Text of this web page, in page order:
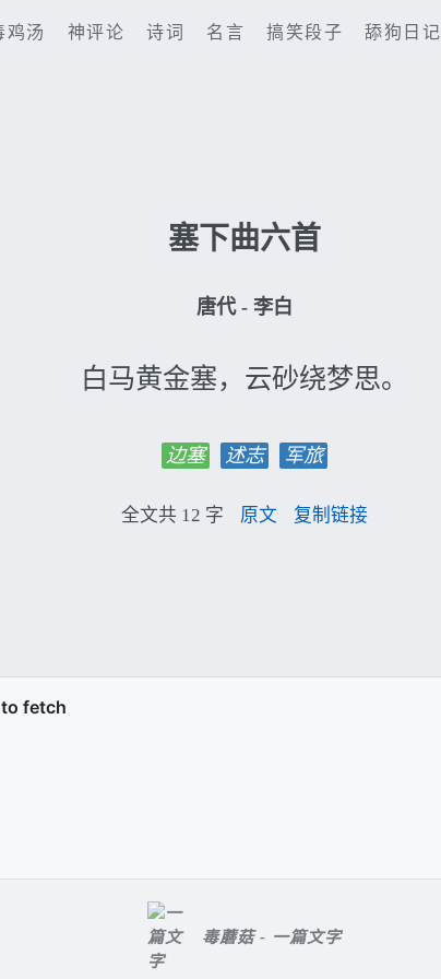
鸡汤 神评论 诗词 名言 搞笑段子 舔狗日记
塞下曲六首
唐代 - 李白
白马黄金塞，云砂绕梦思。
边塞 述志 军旅
全文共 12 字 原文 复制链接
毒蘑菇 - 一篇文字